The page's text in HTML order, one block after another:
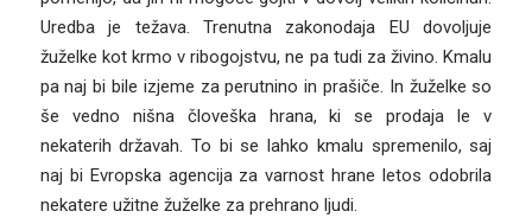
Uredba je težava. Trenutna zakonodaja EU dovoljuje
žuželke kot krmo v ribogojstvu, ne pa tudi za živino. Kmalu
pa naj bi bile izjeme za perutnino in prašiče. In žuželke so
še vedno nišna človeška hrana, ki se prodaja le v
nekaterih državah. To bi se lahko kmalu spremenilo, saj
naj bi Evropska agencija za varnost hrane letos odobrila
nekatere užitne žuželke za prehrano ljudi.